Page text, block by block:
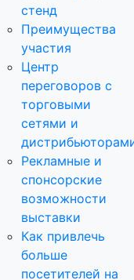
стенд
Преимущества
участия
Центр
переговоров с
торговыми
сетями и
Рекламные и
спонсорские
возможности
выставки
Как привлечь
больше
посетителей на